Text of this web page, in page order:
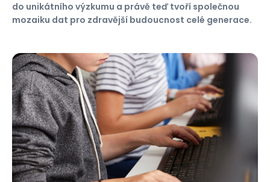
do unikátního výzkumu a právě teď tvoří společnou
mozaiku dat pro zdravější budoucnost celé generace.